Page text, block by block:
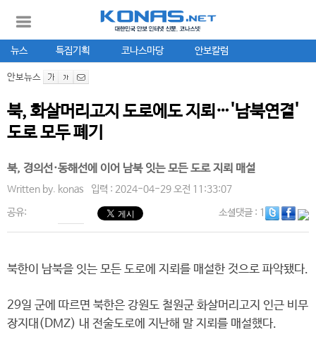
뉴스 특집기획 코나스마당 안보칼럼
안보뉴스
북, 화살머리고지 도로에도 지뢰…'남북연결'
도로 모두 폐기
북, 경의선·동해선에 이어 남북 잇는 모든 도로 지뢰 매설
Written by. konas 입력 : 2024-04-29 오전 11:33:07
공유: 소셜댓글: 1
북한이 남북을 잇는 모든 도로에 지뢰를 매설한 것으로 파악됐다.
29일 군에 따르면 북한은 강원도 철원군 화살머리고지 인근 비무
장지대(DMZ) 내 전술도로에 지난해 말 지뢰를 매설했다.